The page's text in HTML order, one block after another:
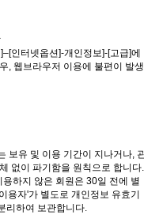
]–[인터넷옵션]-개인정보]-[고급]에
, 웹브라우저 이용에 불편이 발생
보유 및 이용 기간이 지나거나,
없이 파기함을 원칙으로 합니다.
용하지 않은 회원은 30일 전에 별
이용자'가 별도로 개인정보 유효기
리하여 보관합니다.